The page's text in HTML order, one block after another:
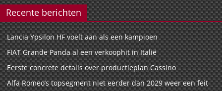
Recente berichten
Lancia Ypsilon HF voelt aan als een kampioen
FIAT Grande Panda al een verkoophit in Italië
Eerste concrete details over productieplan Cassino
Alfa Romeo’s topsegment niet eerder dan 2029 weer een feit